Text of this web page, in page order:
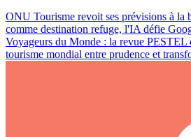
ONU Tourisme revoit ses prévisions à la
comme destination refuge, l'IA défie
Voyageurs du Monde : la revue PESTEL
tourisme mondial entre prudence et